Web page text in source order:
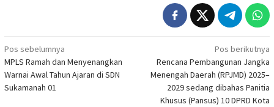
Navigasi
pos
Pos sebelumnya
MPLS Ramah dan Menyenangkan
Warnai Awal Tahun Ajaran di SDN
Sukamanah 01
Pos berikutnya
Rencana Pembangunan Jangka
Menengah Daerah (RPJMD) 2025–
2029 sedang dibahas Panitia
Khusus (Pansus) 10 DPRD Kota